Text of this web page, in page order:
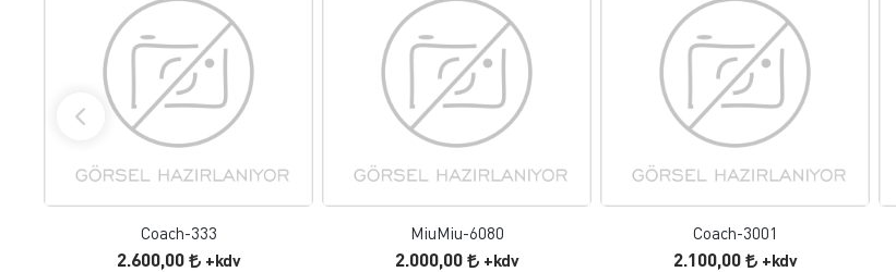
FAVORILERE EKLE
ÜRÜN İNCELE
Coach-333
2.600,00 +kdv
FAVORILERE EKLE
ÜRÜN İNCELE
MiuMiu-6080
2.000,00 +kdv
FAVORILERE EKLE
ÜRÜN İNCELE
Coach-3001
2.100,00 +kdv